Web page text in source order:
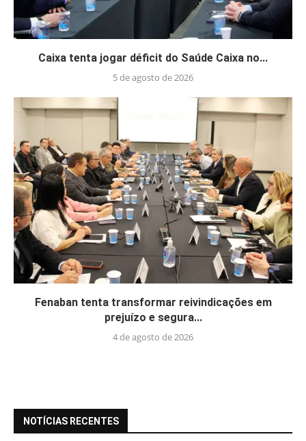
Caixa tenta jogar déficit do Saúde Caixa no...
5 de agosto de 2026
Fenaban tenta transformar reivindicações em
prejuízo e segura...
4 de agosto de 2026
NOTÍCIAS RECENTES